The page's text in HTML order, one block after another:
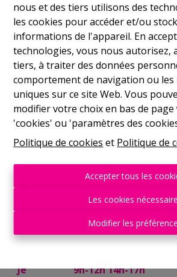
nous et des tiers utilisons des
les cookies pour accéder et/ou
informations de l'appareil. En
technologies, vous nous autorisez,
tiers, à traiter des données
comportement de navigation ou
uniques sur ce site Web. Vous
modifier votre choix en bas de
'cookies' ou 'paramètres des
Politique de cookies et Politique de
Accepter tous les
Les cookies
Modifier les
Philippeville
Rue de France, 37
Lu
14h-17h
Ma
9h-12h 14h-17h
Mer
9h-12h 14h-17h
Je
9h-12h 14h-17h
Ve
9h-12h
Sam
10h-13h
14h-17h
Ma
9h-12h 14h-17h
Je
9h-12h 14h-17h